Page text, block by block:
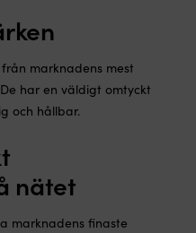
marknadens mest
har en väldigt omtyckt
och hållbar.
nätet
marknadens finaste